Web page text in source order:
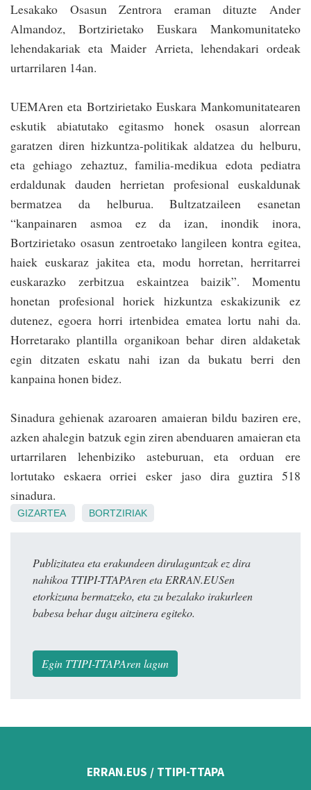
Lesakako Osasun Zentrora eraman dituzte Ander
Almandoz, Bortzirietako Euskara Mankomunitateko
lehendakariak eta Maider Arrieta, lehendakari ordeak
urtarrilaren 14an.
UEMAren eta Bor­tzirietako Euskara Mankomunitatearen
eskutik abiatutako egitasmo honek osasun alorrean
garatzen diren hizkuntza-politikak aldatzea du helburu,
eta gehiago zehaztuz, familia-medikua edota pediatra
erdaldunak dauden herrietan profesional euskaldunak
bermatzea da helburua. Bultzatzaileen esanetan
“kanpainaren asmoa ez da izan, inondik inora,
Bortzirietako osasun zentroetako langileen kontra egitea,
haiek euskaraz jakitea eta, modu horretan, herrita­rrei
euskarazko zerbi­tzua eskaintzea baizik”. Momentu
honetan profesional horiek hizkun­tza eskakizunik ez
dutenez, egoera horri irtenbidea ematea lortu nahi da.
Horretarako plantilla organikoan behar diren aldaketak
egin ditzaten eskatu nahi izan da bukatu berri den
kanpaina honen bidez.
Sinadura gehienak azaroaren amaieran bildu baziren ere,
azken ahalegin batzuk egin ziren abenduaren amaieran eta
urtarrilaren lehenbiziko asteburuan, eta orduan ere
lortutako eskaera orriei esker jaso dira guztira 518
sinadura.
GIZARTEA BORTZIRIAK
Publizitatea eta erakundeen dirulaguntzak ez dira
nahikoa TTIPI-TTAPAren eta ERRAN.EUSen
etorkizuna bermatzeko, eta zu bezalako irakurleen
babesa behar dugu aitzinera egiteko.
Egin TTIPI-TTAPAren lagun
ERRAN.EUS / TTIPI-TTAPA